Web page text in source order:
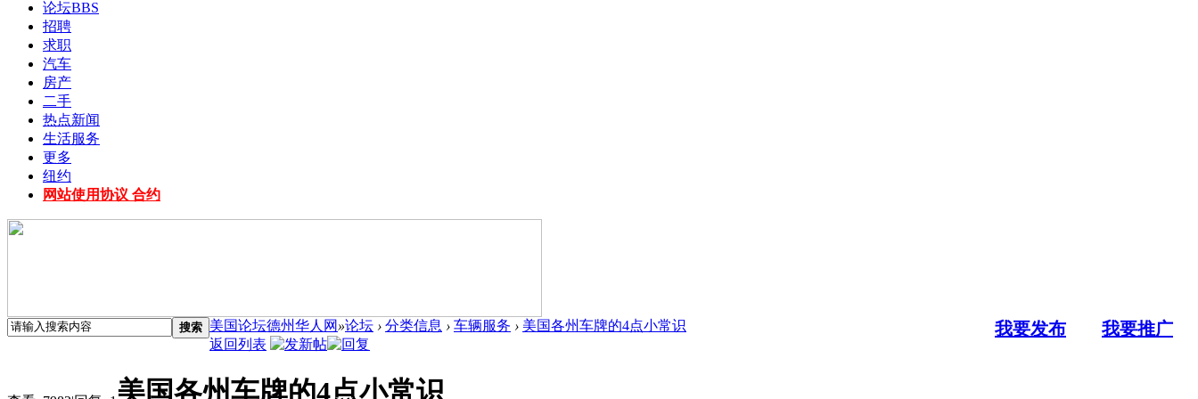
论坛BBS
招聘
求职
汽车
房产
二手
热点新闻
生活服务
更多
纽约
网站使用协议 合约
搜索 我要发布 我要推广
美国论坛德州华人网 »论坛 › 分类信息 › 车辆服务 › 美国各州车牌的4点小常识
返回列表
美国各州车牌的4点小常识